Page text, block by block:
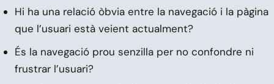
Hi ha una relació òbvia entre la navegació i la pàgina
que l’usuari està veient actualment?
És la navegació prou senzilla per no confondre ni
frustrar l’usuari?